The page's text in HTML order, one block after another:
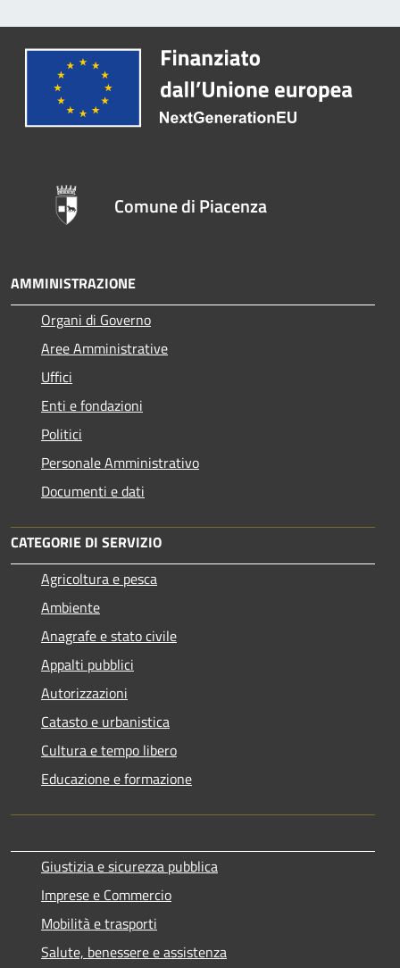
Comune di Piacenza
AMMINISTRAZIONE
Organi di Governo
Aree Amministrative
Uffici
Enti e fondazioni
Politici
Personale Amministrativo
Documenti e dati
CATEGORIE DI SERVIZIO
Agricoltura e pesca
Ambiente
Anagrafe e stato civile
Appalti pubblici
Autorizzazioni
Catasto e urbanistica
Cultura e tempo libero
Educazione e formazione
Giustizia e sicurezza pubblica
Imprese e Commercio
Mobilità e trasporti
Salute, benessere e assistenza